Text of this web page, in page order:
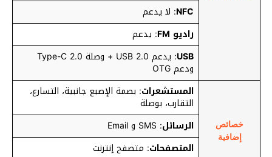
NFC: لا يدعم
راديو FM
: يدعم
USB
: يدعم USB 2.0 + وصلة Type-C 2.0
ودعم OTG
خصائص
إضافية
المستشعرات: بصمة الإصبع جانبية، التسارع،
التقارب، بوصلة
الرسائل: SMS و Email
المتصفحات: متصفح إنترنت